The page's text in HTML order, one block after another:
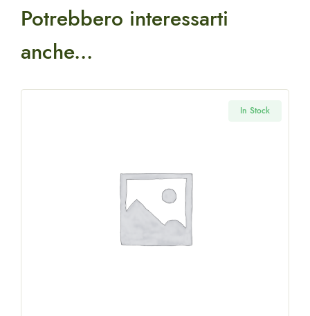
Potrebbero interessarti
anche...
In Stock